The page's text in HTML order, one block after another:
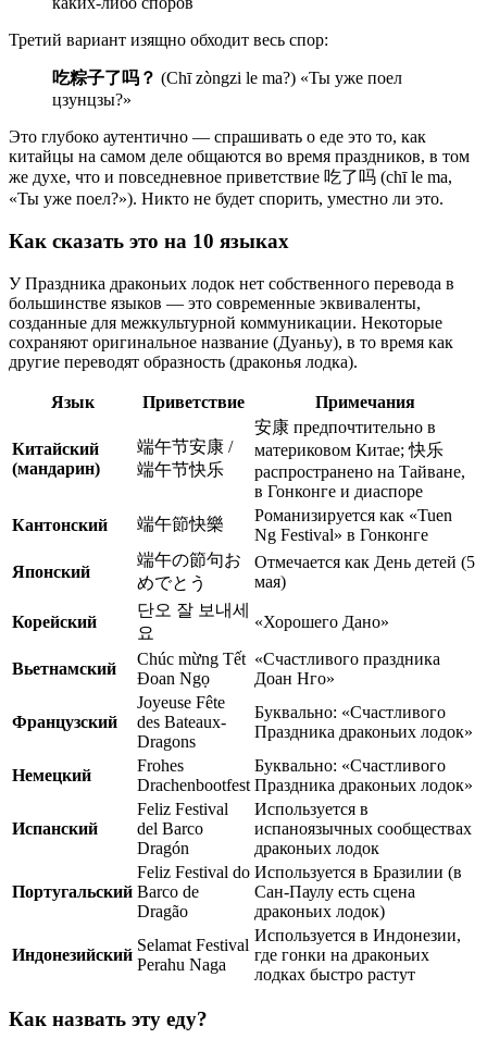
Третий вариант изящно обходит весь спор:
吃粽子了吗？ (Chī zòngzi le ma?) «Ты уже поел
цзунцзы?»
Это глубоко аутентично — спрашивать о еде это то, как
китайцы на самом деле общаются во время праздников, в том
же духе, что и повседневное приветствие 吃了吗 (chī le ma,
«Ты уже поел?»). Никто не будет спорить, уместно ли это.
Как сказать это на 10 языках
У Праздника драконьих лодок нет собственного перевода в
большинстве языков — это современные эквиваленты,
созданные для межкультурной коммуникации. Некоторые
сохраняют оригинальное название (Дуаньу), в то время как
другие переводят образность (драконья лодка).
Язык Приветствие Примечания
Китайский
(мандарин)
端午节安康 /
端午节快乐
安康 предпочтительно в
материковом Китае; 快乐
распространено на Тайване,
в Гонконге и диаспоре
Кантонский
端午節快樂
Романизируется как «Tuen
Ng Festival» в Гонконге
Японский
端午の節句お
めでとう
Отмечается как День детей (5
мая)
Корейский
단오 잘 보내세
요
«Хорошего Дано»
Вьетнамский
Chúc mừng Tết
Đoan Ngọ
«Счастливого праздника
Доан Нго»
Французский
Joyeuse Fête
des Bateaux-
Dragons
Буквально: «Счастливого
Праздника драконьих лодок»
Немецкий
Frohes
Drachenbootfest
Буквально: «Счастливого
Праздника драконьих лодок»
Испанский
Feliz Festival
del Barco
Dragón
Используется в
испаноязычных сообществах
драконьих лодок
Португальский
Feliz Festival do
Barco de
Dragão
Используется в Бразилии (в
Сан-Паулу есть сцена
драконьих лодок)
Индонезийский
Selamat Festival
Perahu Naga
Используется в Индонезии,
где гонки на драконьих
лодках быстро растут
Как назвать эту еду?